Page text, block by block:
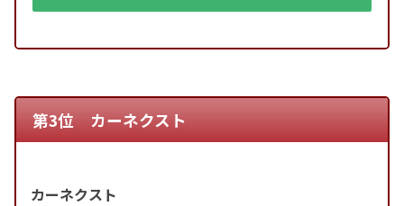
第3位 カーネクスト
カーネクスト